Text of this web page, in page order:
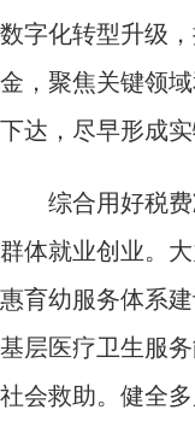
数字化转型升级
金，聚焦关键领
下达，尽早形成实
综合用好税费
群体就业创业。
惠育幼服务体系
基层医疗卫生服
社会救助。健全